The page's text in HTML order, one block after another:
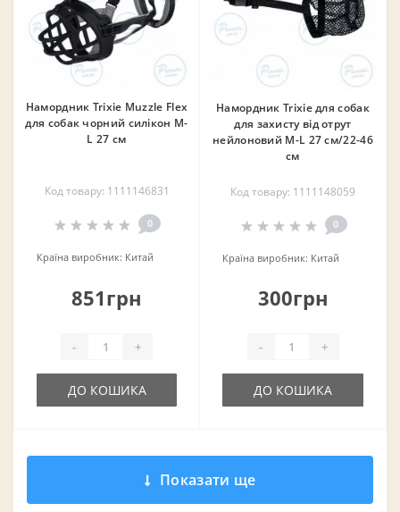
Намордник Trixie Muzzle Flex
для собак чорний силікон M-
L 27 см
Код товару: 1111146831
0
Країна виробник: Китай
851грн
- +
ДО КОШИКА
Намордник Trixie для собак
для захисту від отрут
нейлоновий M-L 27 см/22-46
см
Код товару: 1111148059
0
Країна виробник: Китай
300грн
- +
ДО КОШИКА
Показати ще